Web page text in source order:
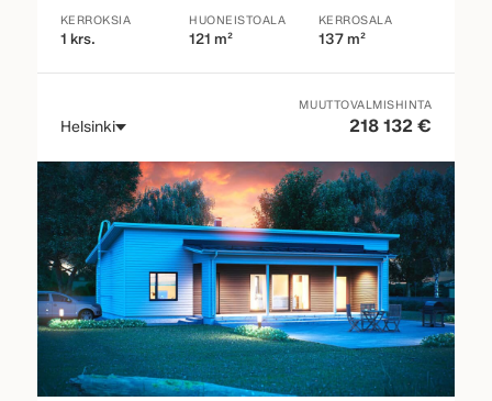
KERROKSIA
1 krs.
HUONEISTOALA
121 m²
KERROSALA
137 m²
Helsinki
MUUTTOVALMISHINTA
218 132 €